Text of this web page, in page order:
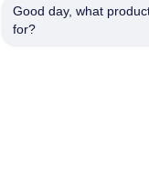
province du Hunan
Good day, what
for?